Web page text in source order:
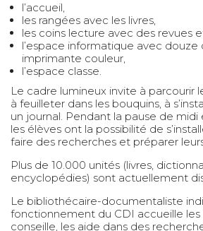
l’accueil,
les rangées avec les livres,
les coins lecture avec des revues
l’espace informatique avec douze
imprimante couleur,
l’espace classe.
Le cadre lumineux invite à parcourir
à feuilleter dans les bouquins, à
un journal. Pendant la pause de midi
les élèves ont la possibilité de
faire des recherches et préparer
Plus de 10.000 unités (livres,
encyclopédies) sont actuellement
Le bibliothécaire-documentaliste
fonctionnement du CDI accueille les
conseille, les aide dans des